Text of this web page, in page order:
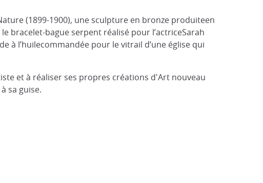
(1899-1900), une sculpture en bronze produiteen
bracelet-bague serpent réalisé pour l’actriceSarah
à l’huilecommandée pour le vitrail d’une église qui
et à réaliser ses propres créations d'Art nouveau
sa guise.